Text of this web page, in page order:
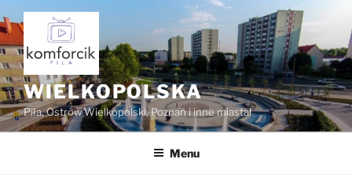
Przejdź
do
treści
WIELKOPOLSKA
Piła, Ostrów Wielkopolski, Poznań i inne miasta!
Menu